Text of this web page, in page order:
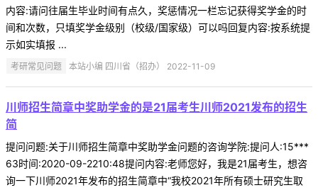
内容:请问往届生毕业时间有点久，奖惩情况一栏忘记获得奖学金的时
间和次数，只填奖学金级别（校级/国家级）可以吗回复内容:按系统提
示如实填报 ...
考研常见问题 本站小编 四川省（招办） 2022-11-09
川师招生简章中奖助学金的是21届考生川师2021发布的招生
简
提问问题:关于川师招生简章中奖助学金问题的咨询学院:提问人:15***
63时间:2020-09-2210:48提问内容:老师您好，我是21届考生，想咨
询一下川师2021年发布的招生简章中“我校2021年所有硕士研究生取